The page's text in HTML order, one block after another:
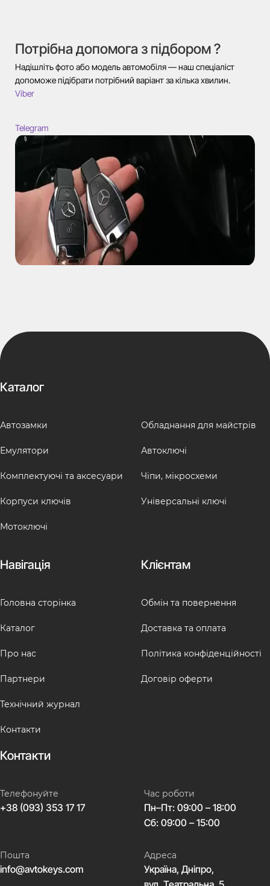
Потрібна допомога з підбором ?
Надішліть фото або модель автомобіля — наш спеціаліст
допоможе підібрати потрібний варіант за кілька хвилин.
Viber
Telegram
Каталог
Автозамки
Емулятори
Комплектуючі та аксесуари
Корпуси ключів
Мотоключі
Обладнання для майстрів
Автоключі
Чіпи, мікросхеми
Універсальні ключі
Навігація
Головна сторінка
Каталог
Про нас
Партнери
Технічний журнал
Контакти
Клієнтам
Обмін та повернення
Доставка та оплата
Політика конфіденційності
Договір оферти
Контакти
Телефонуйте
+38 (093) 353 17 17
Час роботи
Пн–Пт: 09:00 – 18:00
Сб: 09:00 – 15:00
Пошта
info@avtokeys.com
Адреса
Україна, Дніпро,